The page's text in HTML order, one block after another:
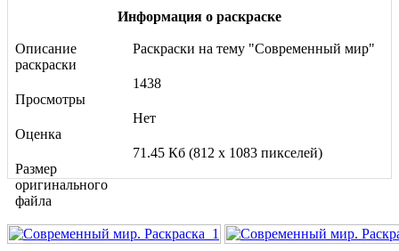
Информация о раскраске
Описание
раскраски
Раскраски на тему "Современный мир"
Просмотры
1438
Оценка
Нет
Размер
оригинального
файла
71.45 Кб (812 x 1083 пикселей)